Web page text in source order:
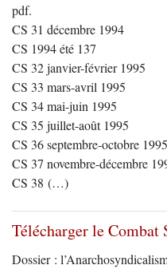
pdf.
CS 31 décembre 1994
CS 1994 été 137
CS 32 janvier-février 1995
CS 33 mars-avril 1995
CS 34 mai-juin 1995
CS 35 juillet-août 1995
CS 36 septembre-octobre 1995
CS 37 novembre-décembre
CS 38 (…)
Télécharger le Combat
Dossier :